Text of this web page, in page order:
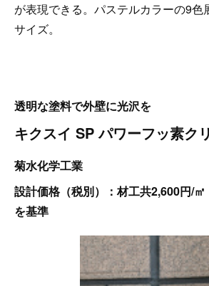
が表現できる。パステルカラーの9色
サイズ。
透明な塗料で外壁に光沢を
キクスイ SP パワーフッ素ク
菊水化学工業
設計価格（税別）：材工共2,600円/
を基準